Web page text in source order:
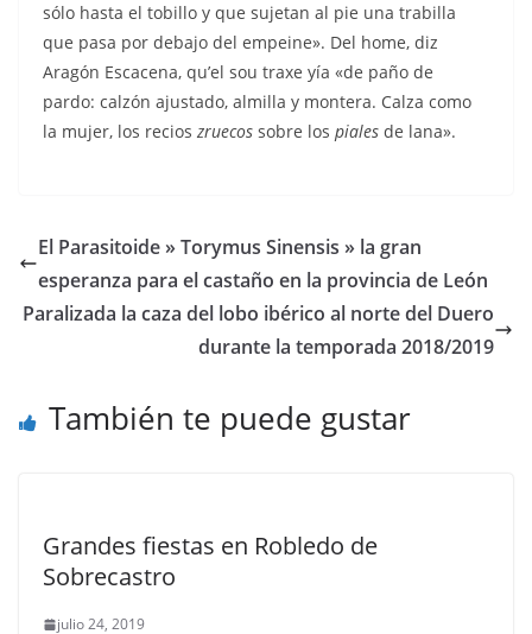
sólo hasta el tobillo y que sujetan al pie una trabilla
que pasa por debajo del empeine». Del home, diz
Aragón Escacena, qu’el sou traxe yía «de paño de
pardo: calzón ajustado, almilla y montera. Calza como
la mujer, los recios zruecos sobre los piales de lana».
El Parasitoide » Torymus Sinensis » la gran
esperanza para el castaño en la provincia de León
Paralizada la caza del lobo ibérico al norte del Duero
durante la temporada 2018/2019
También te puede gustar
Grandes fiestas en Robledo de
Sobrecastro
julio 24, 2019